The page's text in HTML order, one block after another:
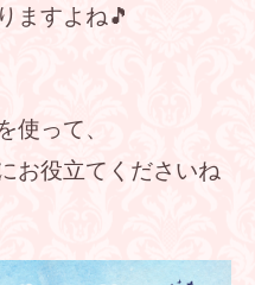
ますよね🎵
使って、
お役立てくださいね